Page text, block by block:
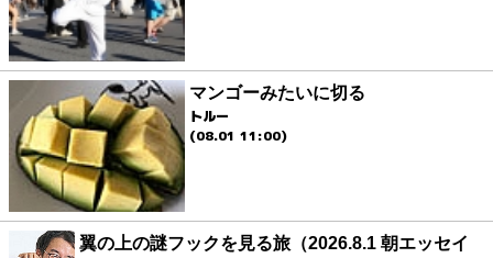
マンゴーみたいに切る
トルー
(08.01 11:00)
翼の上の謎フックを見る旅（2026.8.1 朝エッセイ